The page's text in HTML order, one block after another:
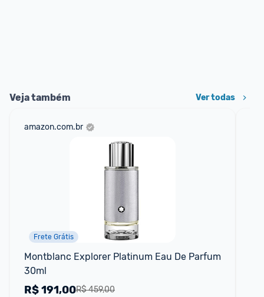
Veja também Ver todas
amazon.com.br
Frete Grátis
Montblanc Explorer Platinum Eau De Parfum
30ml
R$ 459,00
R$191,00